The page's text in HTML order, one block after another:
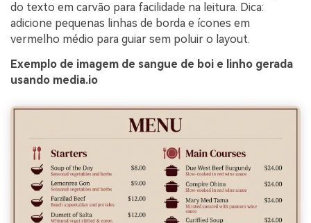
do texto em carvão para facilidade na leitura. Dica:
adicione pequenas linhas de borda e ícones em
vermelho médio para guiar sem poluir o layout.
Exemplo de imagem de sangue de boi e linho gerada
usando media.io